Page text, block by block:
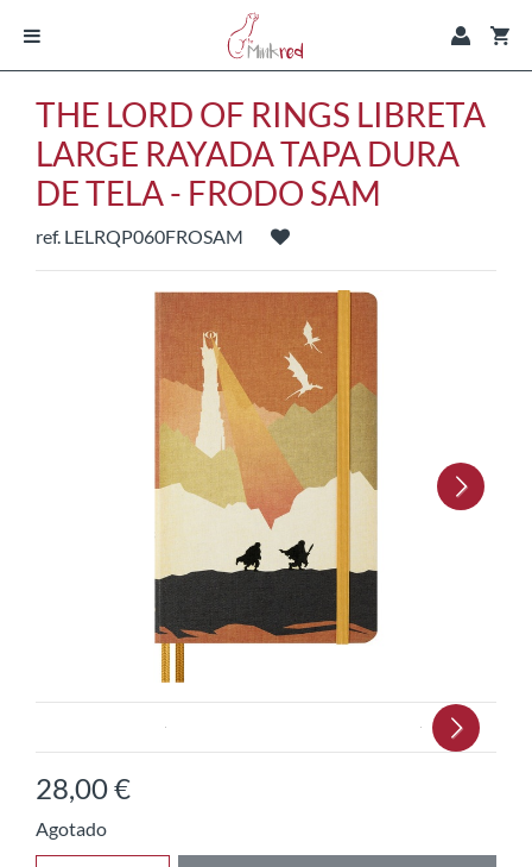
THE LORD OF RINGS LIBRETA
LARGE RAYADA TAPA DURA
DE TELA - FRODO SAM
ref. LELRQP060FROSAM
28,00€
Agotado